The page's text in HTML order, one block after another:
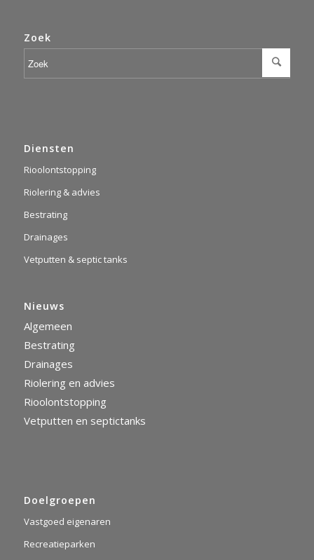
Zoek
Diensten
Rioolontstopping
Riolering & advies
Bestrating
Drainages
Vetputten & septic tanks
Nieuws
Algemeen
Bestrating
Drainages
Riolering en advies
Rioolontstopping
Vetputten en septictanks
Doelgroepen
Vastgoed eigenaren
Recreatieparken